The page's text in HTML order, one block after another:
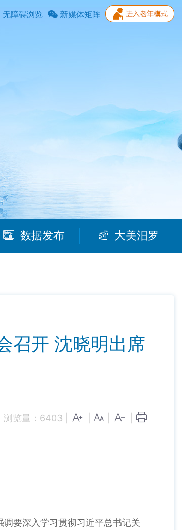
无障碍浏览 新媒体矩阵
数据发布 大美汨罗
召开 沈晓明出席
浏览量： 6403
要深入学习贯彻习近平总书记关